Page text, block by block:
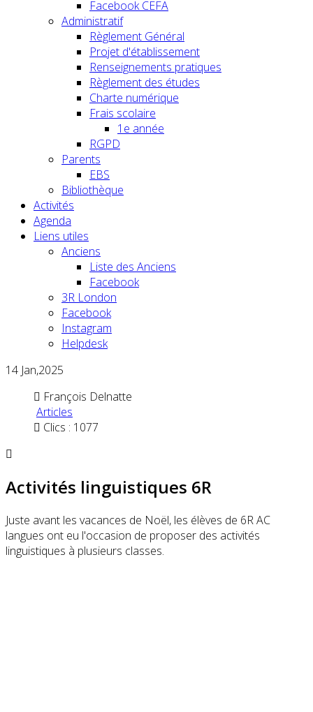
Facebook CEFA
Administratif
Règlement Général
Projet d'établissement
Renseignements pratiques
Règlement des études
Charte numérique
Frais scolaire
1e année
RGPD
Parents
EBS
Bibliothèque
Activités
Agenda
Liens utiles
Anciens
Liste des Anciens
Facebook
3R London
Facebook
Instagram
Helpdesk
14 Jan,2025
François Delnatte
Articles
Clics : 1077
Activités linguistiques 6R
Juste avant les vacances de Noël, les élèves de 6R AC
langues ont eu l'occasion de proposer des activités
linguistiques à plusieurs classes.